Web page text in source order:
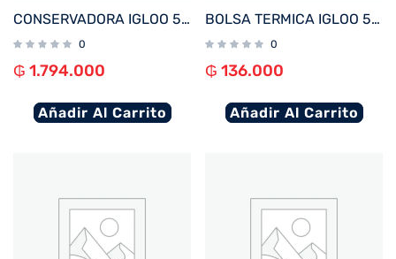
CONSERVADORA IGLOO 51 LITROS LEGACY ACERO INOXIDABLE 50656
0
₲ 1.794.000
Añadir Al Carrito
BOLSA TERMICA IGLOO 5 LATAS VERTICAL LUNCH AZUL 64304
0
₲ 136.000
Añadir Al Carrito